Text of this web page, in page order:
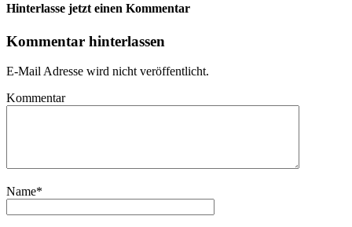
Hinterlasse jetzt einen Kommentar
Kommentar hinterlassen
E-Mail Adresse wird nicht veröffentlicht.
Kommentar
Name*